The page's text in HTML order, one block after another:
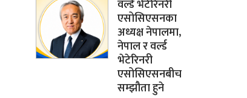
वर्ल्ड भेटेरिनरी
एसोसिएसनका
अध्यक्ष नेपालमा,
नेपाल र वर्ल्ड
भेटेरिनरी
एसोसिएसनबीच
सम्झौता हुने